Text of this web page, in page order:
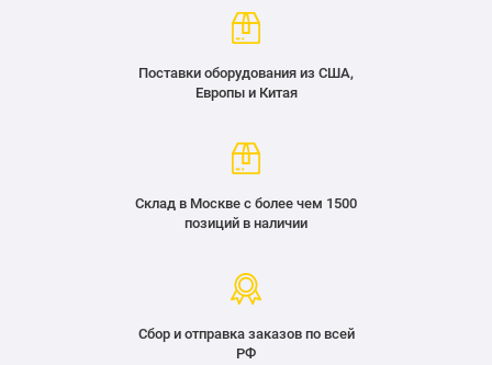
Поставки оборудования из США,
Европы и Китая
Склад в Москве с более чем 1500
позиций в наличии
Сбор и отправка заказов по всей
РФ